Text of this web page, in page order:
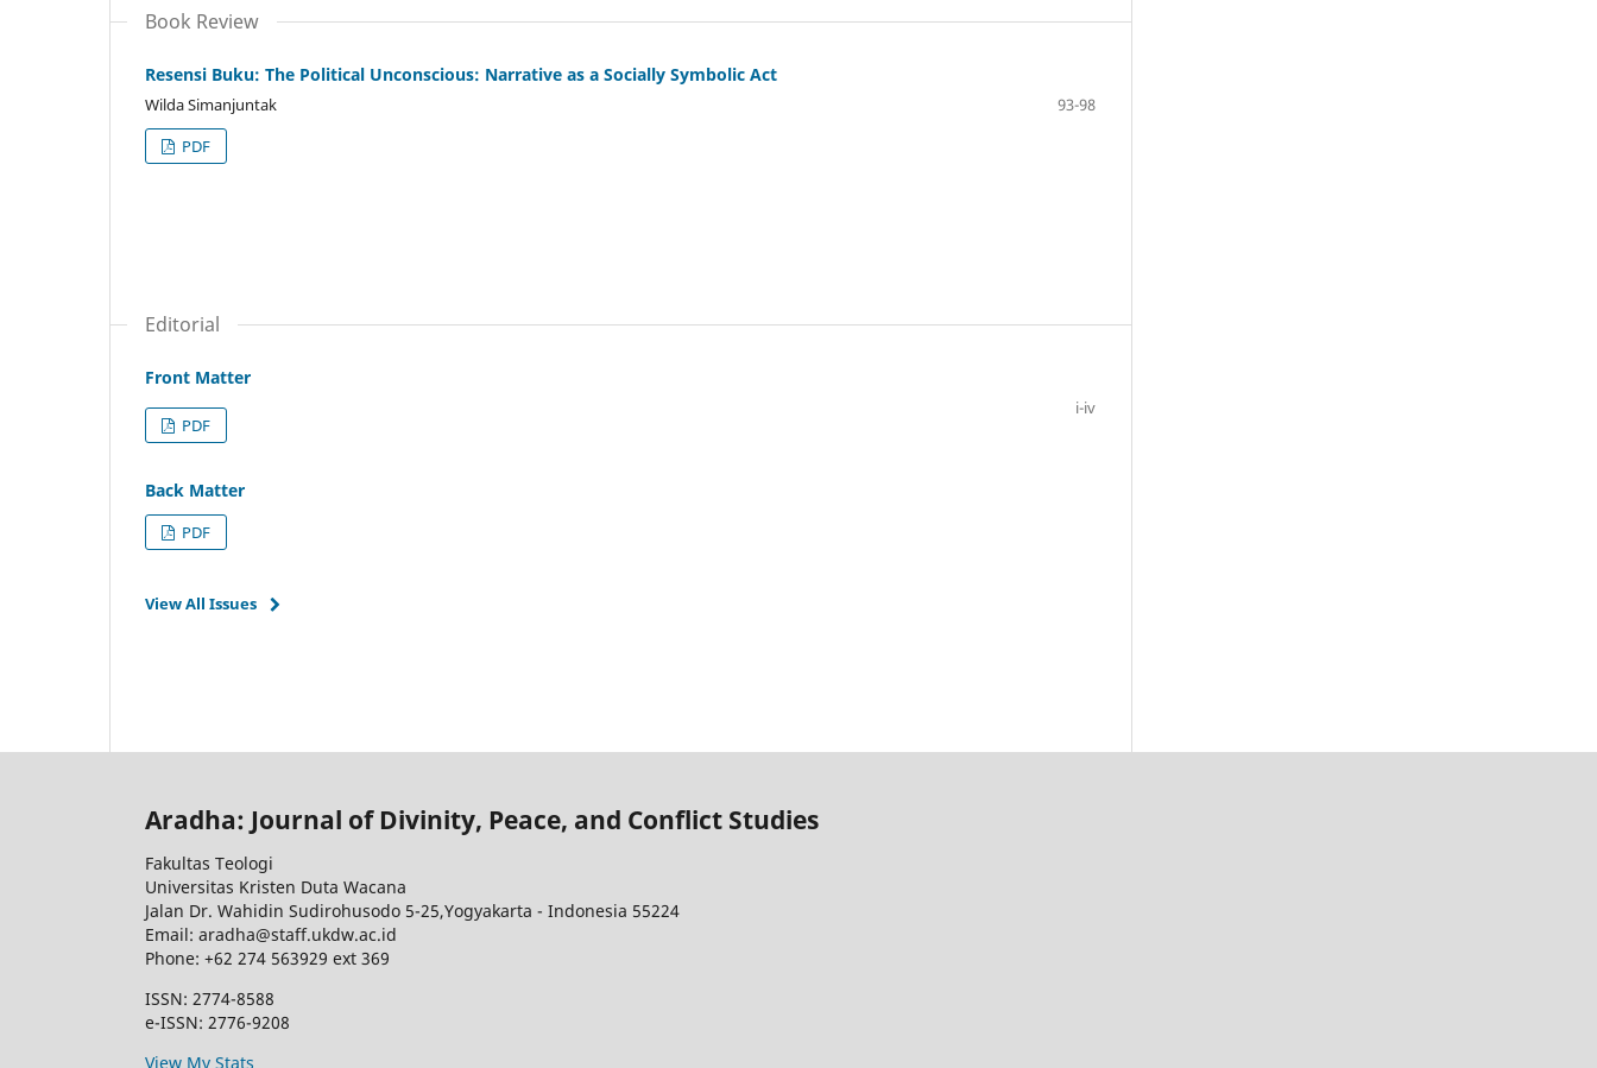
Book Review
Resensi Buku: The Political Unconscious: Narrative as a Socially Symbolic Act
Wilda Simanjuntak
93-98
PDF
Editorial
Front Matter
i-iv
PDF
Back Matter
PDF
View All Issues
Aradha: Journal of Divinity, Peace, and Conflict Studies
Fakultas Teologi
Universitas Kristen Duta Wacana
Jalan Dr. Wahidin Sudirohusodo 5-25,Yogyakarta - Indonesia 55224
Email: aradha@staff.ukdw.ac.id
Phone: +62 274 563929 ext 369
ISSN: 2774-8588
e-ISSN: 2776-9208
View My Stats